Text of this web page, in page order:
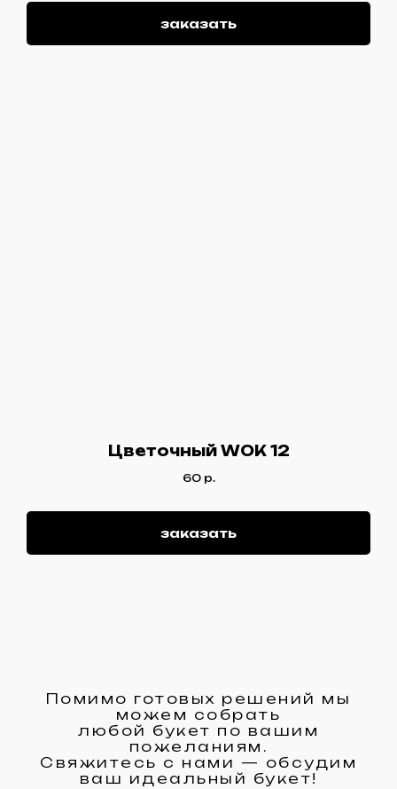
заказать
Цветочный WOK 12
60 р.
заказать
Помимо готовых решений мы
можем собрать
любой букет по вашим
пожеланиям.
Свяжитесь с нами — обсудим
ваш идеальный букет!